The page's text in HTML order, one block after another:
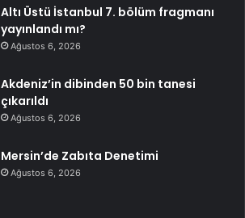
Altı Üstü İstanbul 7. bölüm fragmanı
yayınlandı mı?
Ağustos 6, 2026
Akdeniz’in dibinden 50 bin tanesi
çıkarıldı
Ağustos 6, 2026
Mersin’de Zabıta Denetimi
Ağustos 6, 2026